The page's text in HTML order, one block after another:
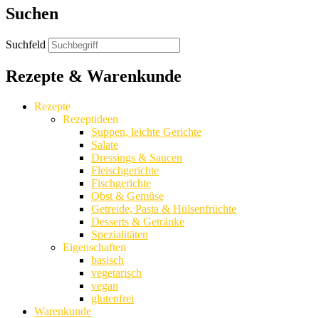
Suchen
Suchfeld
Rezepte & Warenkunde
Rezepte
Rezeptideen
Suppen, leichte Gerichte
Salate
Dressings & Saucen
Fleischgerichte
Fischgerichte
Obst & Gemüse
Getreide, Pasta & Hülsenfrüchte
Desserts & Getränke
Spezialitäten
Eigenschaften
basisch
vegetarisch
vegan
glutenfrei
Warenkunde